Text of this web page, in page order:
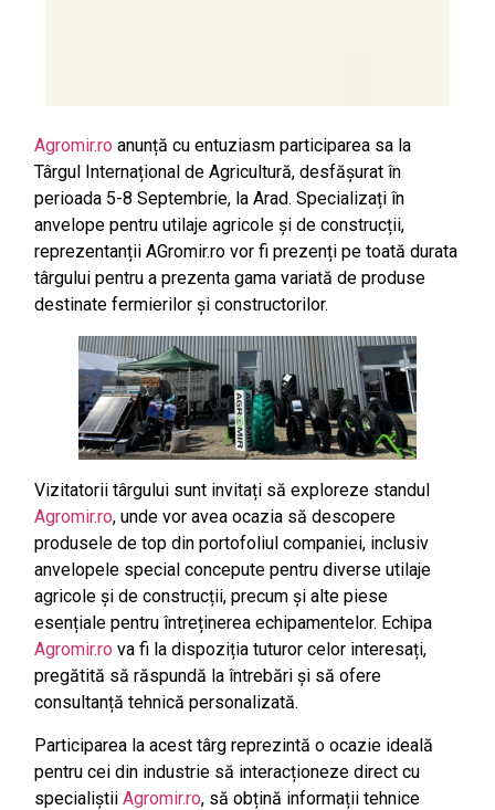
Agromir.ro anunță cu entuziasm participarea sa la
Târgul Internațional de Agricultură, desfășurat în
perioada 5-8 Septembrie, la Arad. Specializați în
anvelope pentru utilaje agricole și de construcții,
reprezentanții AGromir.ro vor fi prezenți pe toată durata
târgului pentru a prezenta gama variată de produse
destinate fermierilor și constructorilor.
Vizitatorii târgului sunt invitați să exploreze standul
Agromir.ro, unde vor avea ocazia să descopere
produsele de top din portofoliul companiei, inclusiv
anvelopele special concepute pentru diverse utilaje
agricole și de construcții, precum și alte piese
esențiale pentru întreținerea echipamentelor. Echipa
Agromir.ro va fi la dispoziția tuturor celor interesați,
pregătită să răspundă la întrebări și să ofere
consultanță tehnică personalizată.
Participarea la acest târg reprezintă o ocazie ideală
pentru cei din industrie să interacționeze direct cu
specialiștiiAgromir.ro, să obțină informații tehnice